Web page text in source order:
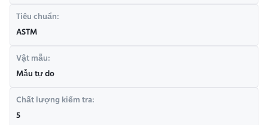
Tiêu chuẩn:
ASTM
Vật mẫu:
Mẫu tự do
Chất lượng kiểm tra:
5